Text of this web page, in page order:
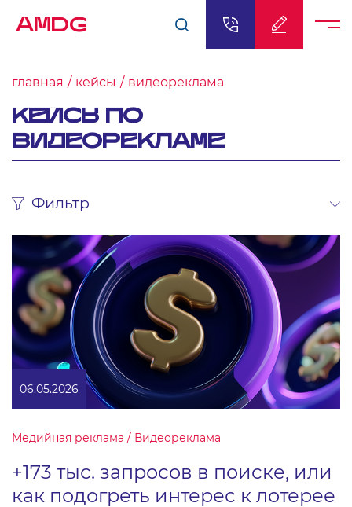
AMDG
главная кейсы видеореклама
КЕЙСЫ ПО
ВИДЕОРЕКЛАМЕ
Фильтр
06.05.2026
Медийная реклама / Видеореклама
+173 тыс. запросов в поиске, или
как подогреть интерес к лотерее